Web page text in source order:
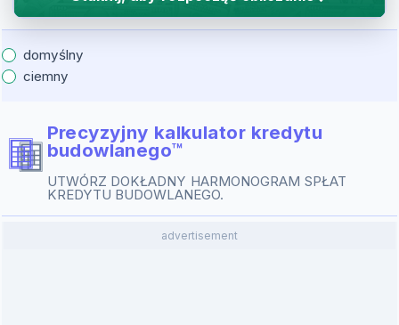
domyślny
ciemny
Precyzyjny kalkulator kredytu
budowlanego™
UTWÓRZ DOKŁADNY HARMONOGRAM SPŁAT
KREDYTU BUDOWLANEGO.
advertisement